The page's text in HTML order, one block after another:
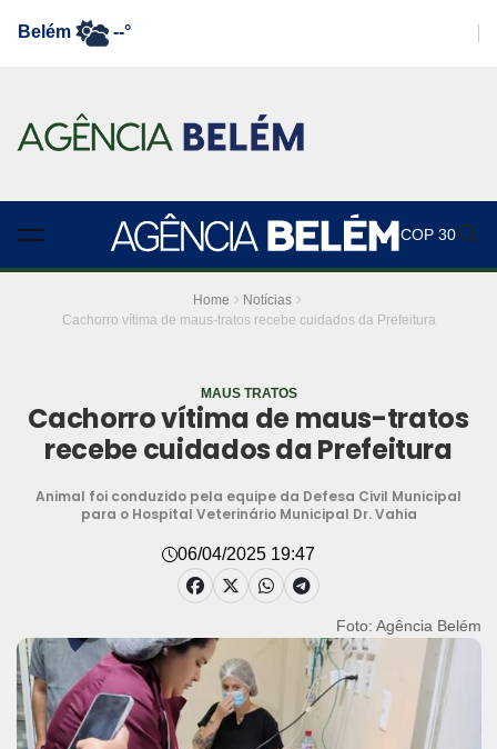
Belém --°
COP 30
Home
Notícias
Cachorro vítima de maus-tratos recebe cuidados da Prefeitura
MAUS TRATOS
Cachorro vítima de maus-tratos
recebe cuidados da Prefeitura
Animal foi conduzido pela equipe da Defesa Civil Municipal
para o Hospital Veterinário Municipal Dr. Vahia
06/04/2025 19:47
Foto: Agência Belém